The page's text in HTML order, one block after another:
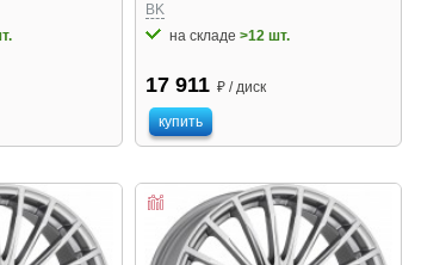
BK
на складе>12 шт.
17 911 ₽ / диск
купить